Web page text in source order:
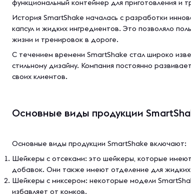
функциональный контейнер для приготовления и
История SmartShake началась с разработки
капсул и жидких ингредиентов. Это позволяло
жизни и тренировок в дороге.
С течением времени SmartShake стал широко
стильному дизайну. Компания постоянно
своих клиентов.
Основные виды продукции
Основные виды продукции SmartShake включают:
Шейкеры с отсеками: это шейкеры, которые
добавок. Они также имеют отделение для
Шейкеры с миксером: некоторые модели
избавляет от комков.